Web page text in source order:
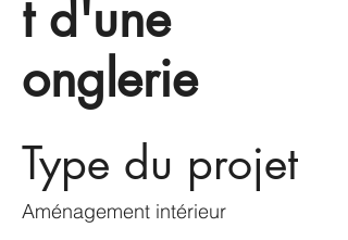
t d'une
onglerie
Type du projet
Aménagement intérieur